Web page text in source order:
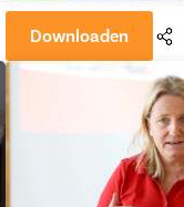
Downloaden